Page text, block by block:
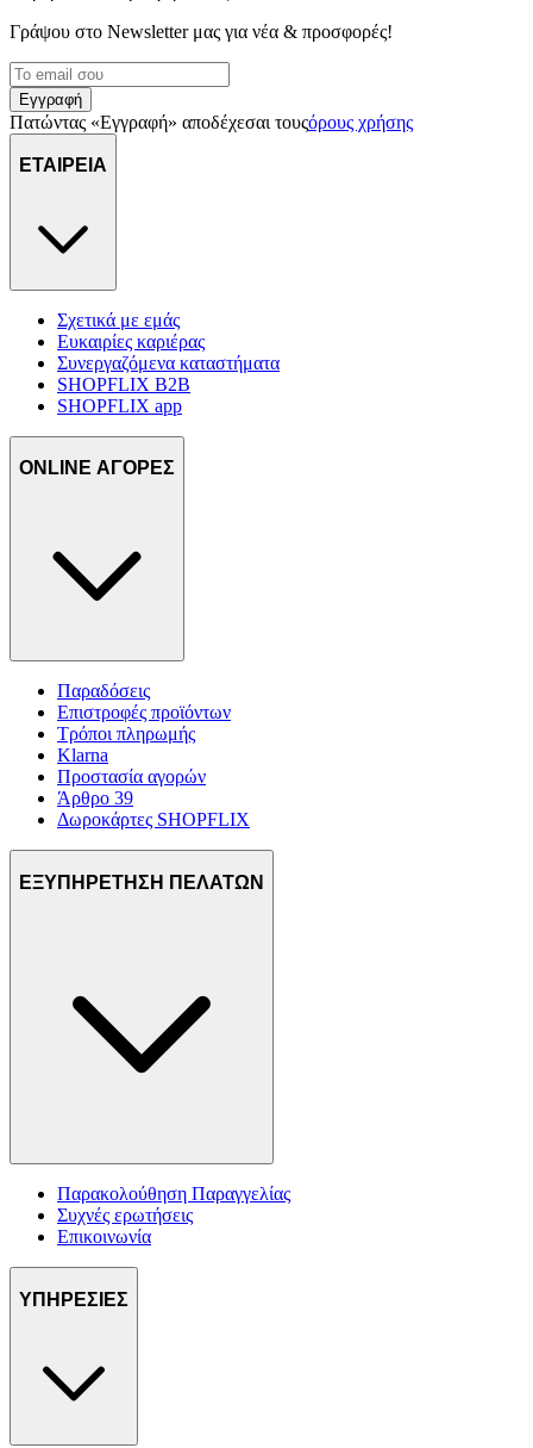
μας και την ανάπτυξη προϊόντων. Επίσης, κοινοποιούμε
πληροφορίες σχετικά με την από μέρους σας χρήση της
τοποθεσίας μας στους συνεργάτες μέσων κοινωνικής
δικτύωσης, διαφημίσεων και ανάλυσης.
Γράψου στο Νewsletter μας για νέα & προσφορές!
Εγγραφή
Πατώντας «Εγγραφή» αποδέχεσαι τουςόρους χρήσης
ΕΤΑΙΡΕΙΑ
Σχετικά με εμάς
Ευκαιρίες καριέρας
Συνεργαζόμενα καταστήματα
SHOPFLIX B2B
SHOPFLIX app
ONLINE ΑΓΟΡΕΣ
Παραδόσεις
Επιστροφές προϊόντων
Τρόποι πληρωμής
Klarna
Προστασία αγορών
Άρθρο 39
Δωροκάρτες SHOPFLIX
ΕΞΥΠΗΡΕΤΗΣΗ ΠΕΛΑΤΩΝ
Παρακολούθηση Παραγγελίας
Συχνές ερωτήσεις
Επικοινωνία
ΥΠΗΡΕΣΙΕΣ